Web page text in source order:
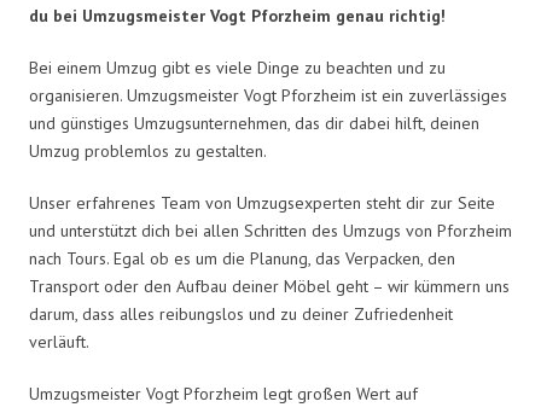
du bei Umzugsmeister Vogt Pforzheim genau richtig!
Bei einem Umzug gibt es viele Dinge zu beachten und zu
organisieren. Umzugsmeister Vogt Pforzheim ist ein zuverlässiges
und günstiges Umzugsunternehmen, das dir dabei hilft, deinen
Umzug problemlos zu gestalten.
Unser erfahrenes Team von Umzugsexperten steht dir zur Seite
und unterstützt dich bei allen Schritten des Umzugs von Pforzheim
nach Tours. Egal ob es um die Planung, das Verpacken, den
Transport oder den Aufbau deiner Möbel geht – wir kümmern uns
darum, dass alles reibungslos und zu deiner Zufriedenheit
verläuft.
Umzugsmeister Vogt Pforzheim legt großen Wert auf